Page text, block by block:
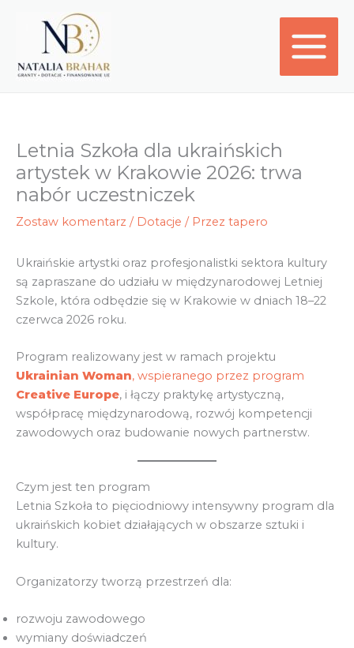
Letnia Szkoła dla ukraińskich
artystek w Krakowie 2026: trwa
nabór uczestniczek
Zostaw komentarz / Dotacje / Przez tapero
Ukraińskie artystki oraz profesjonalistki sektora kultury
są zapraszane do udziału w międzynarodowej Letniej
Szkole, która odbędzie się w Krakowie w dniach 18–22
czerwca 2026 roku.
Program realizowany jest w ramach projektu
Ukrainian Woman, wspieranego przez program
Creative Europe, i łączy praktykę artystyczną,
współpracę międzynarodową, rozwój kompetencji
zawodowych oraz budowanie nowych partnerstw.
Czym jest ten program
Letnia Szkoła to pięciodniowy intensywny program dla
ukraińskich kobiet działających w obszarze sztuki i
kultury.
Organizatorzy tworzą przestrzeń dla:
rozwoju zawodowego
wymiany doświadczeń